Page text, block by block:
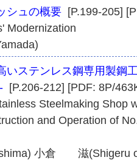
シュの概要
[P.199-205]
Modernization
いステンレス鋼専用製鋼
[P.206-212] [PDF: 8P/
Steelmaking Shop
and Operation of
小倉 滋(Shigeru